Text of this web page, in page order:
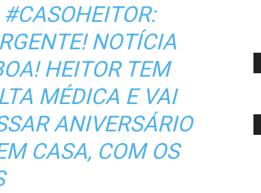
#CASOHEITOR:
NOTÍCIA
HEITOR TEM
MÉDICA E VAI
ANIVERSÁRIO
CASA, COM OS